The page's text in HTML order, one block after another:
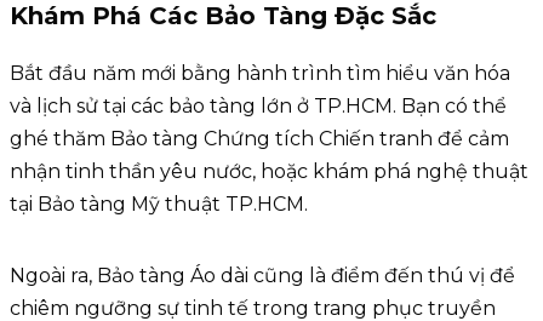
Khám Phá Các Bảo Tàng Đặc Sắc
Bắt đầu năm mới bằng hành trình tìm hiểu văn hóa
và lịch sử tại các bảo tàng lớn ở TP.HCM. Bạn có thể
ghé thăm Bảo tàng Chứng tích Chiến tranh để cảm
nhận tinh thần yêu nước, hoặc khám phá nghệ thuật
tại Bảo tàng Mỹ thuật TP.HCM.
Ngoài ra, Bảo tàng Áo dài cũng là điểm đến thú vị để
chiêm ngưỡng sự tinh tế trong trang phục truyền